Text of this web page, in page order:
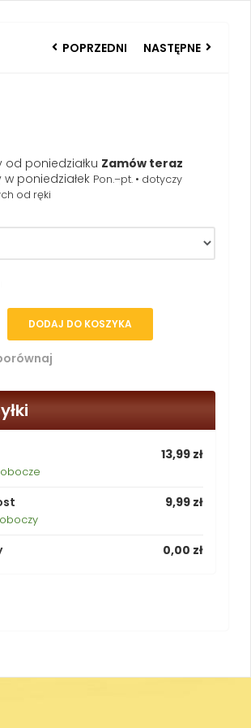
POPRZEDNI NASTĘPNE
od poniedziałku Zamów teraz
w poniedziałek Pon.–pt. • dotyczy
od ręki
DODAJ DO KOSZYKA
13,99 zł
9,99 zł
0,00 zł